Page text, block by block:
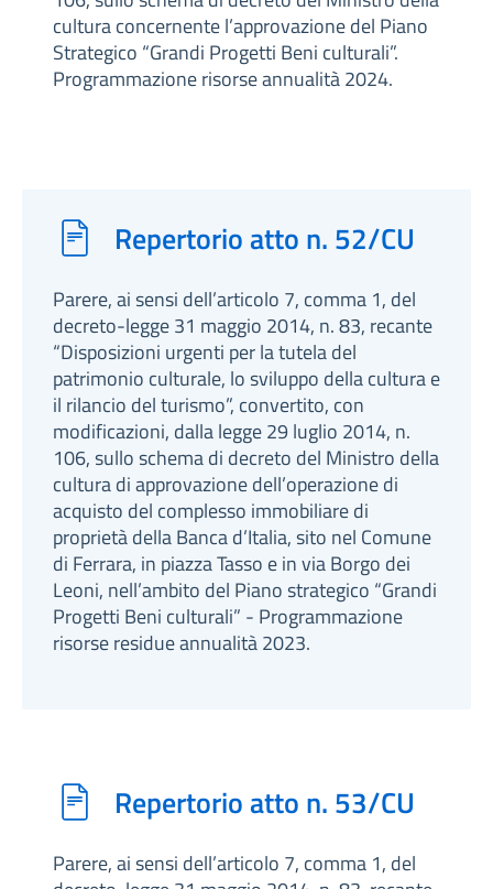
cultura concernente l’approvazione del Piano
Strategico “Grandi Progetti Beni culturali”.
Programmazione risorse annualità 2024.
Repertorio atto n. 52/CU
Parere, ai sensi dell’articolo 7, comma 1, del
decreto-legge 31 maggio 2014, n. 83, recante
“Disposizioni urgenti per la tutela del
patrimonio culturale, lo sviluppo della cultura e
il rilancio del turismo”, convertito, con
modificazioni, dalla legge 29 luglio 2014, n.
106, sullo schema di decreto del Ministro della
cultura di approvazione dell’operazione di
acquisto del complesso immobiliare di
proprietà della Banca d’Italia, sito nel Comune
di Ferrara, in piazza Tasso e in via Borgo dei
Leoni, nell’ambito del Piano strategico “Grandi
Progetti Beni culturali” - Programmazione
risorse residue annualità 2023.
Repertorio atto n. 53/CU
Parere, ai sensi dell’articolo 7, comma 1, del